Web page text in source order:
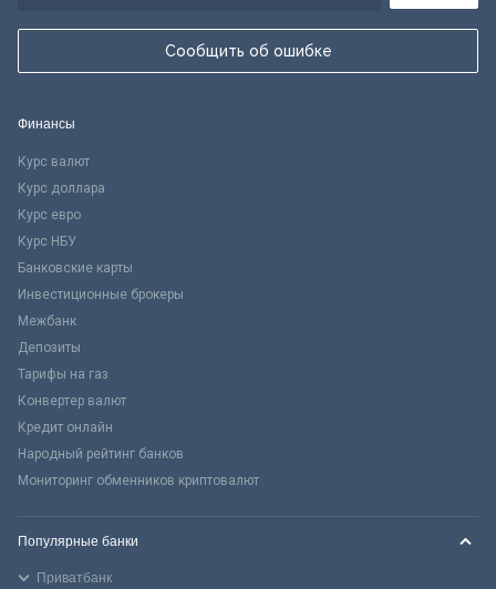
Сообщить об ошибке
Финансы
Курс валют
Курс доллара
Курс евро
Курс НБУ
Банковские карты
Инвестиционные брокеры
Межбанк
Депозиты
Тарифы на газ
Конвертер валют
Кредит онлайн
Народный рейтинг банков
Мониторинг обменников криптовалют
Популярные банки
Приватбанк